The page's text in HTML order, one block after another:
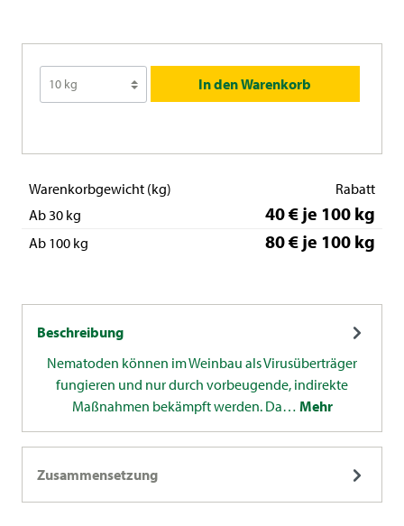
In den Warenkorb
Warenkorbgewicht (kg)
Rabatt
Ab 30 kg
40 € je 100 kg
Ab 100 kg 80 € je 100 kg
Beschreibung
Nematoden können im Weinbau als Virusüberträger
fungieren und nur durch vorbeugende, indirekte
Maßnahmen bekämpft werden. Da… Mehr
Zusammensetzung